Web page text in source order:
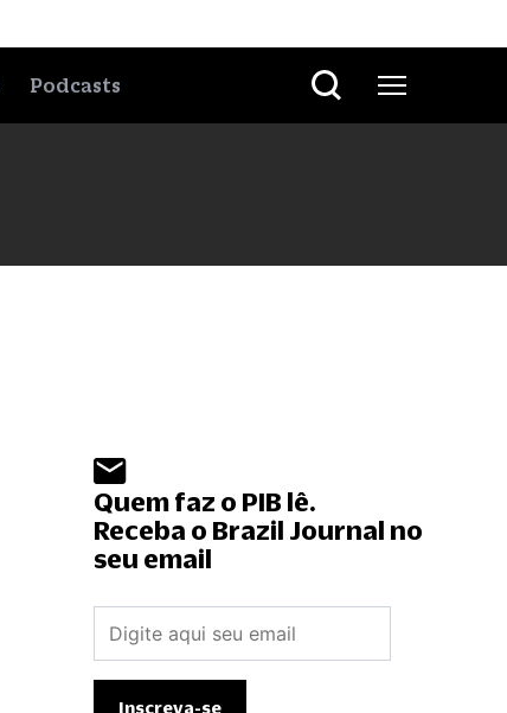
Podcasts
Quem faz o PIB lê.
Receba o Brazil Journal no
seu email